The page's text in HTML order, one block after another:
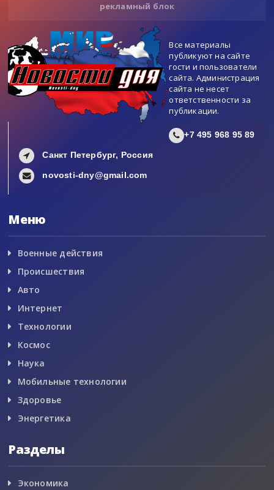
рекламный блок
Все материалы
публикуют на сайте
гости и пользователи
сайта. Администрация
сайта не несет
ответственности за
публикации.
+7 495 968 95 89
Санкт Петербург, Россия
novosti-dny@gmail.com
Меню
Военные действия
Происшествия
Авто
Интернет
Технологии
Космос
Наука
Мобильные технологии
Здоровье
Энергетика
Разделы
Экономика